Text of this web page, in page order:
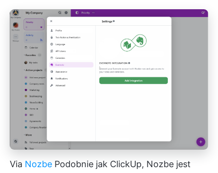
Via Nozbe Podobnie jak ClickUp, Nozbe jest